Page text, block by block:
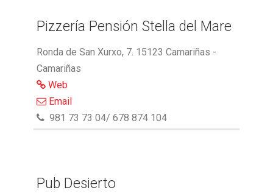
Pizzería Pensión Stella del Mare
Ronda de San Xurxo, 7. 15123 Camariñas -
Camariñas
Web
Email
981 73 73 04/ 678 874 104
Pub Desierto